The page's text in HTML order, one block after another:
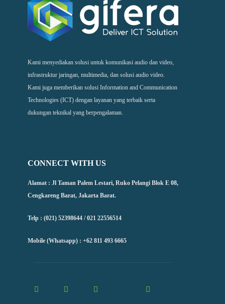
Kami menyediakan solusi untuk komunikasi audio dan video,
infrastruktur jaringan, multimedia, dan solusi audio video.
Kami juga memberikan solusi Information and Communication
Technologies (ICT) dengan layanan yang terbaik serta
dukungan teknikal yang berpengalaman.
CONNECT WITH US
Alamat : Jl Taman Palem Lestari, Ruko Pelangi Blok E 08,
Cengkareng Barat, Jakarta Barat.
Telp : (021) 52398644 / 021 22556514
Mobile (Whatsapp) : +62 811 493 6665